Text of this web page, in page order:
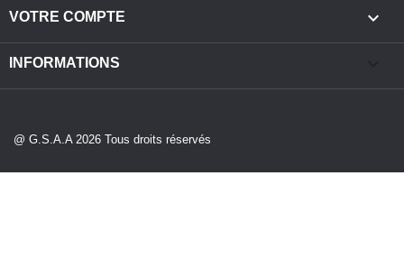
VOTRE COMPTE 
INFORMATIONS
@ G.S.A.A 2026 Tous droits réservés